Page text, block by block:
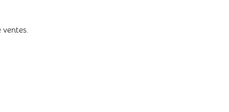
ventes.